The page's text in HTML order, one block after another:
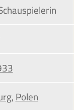
,Polen